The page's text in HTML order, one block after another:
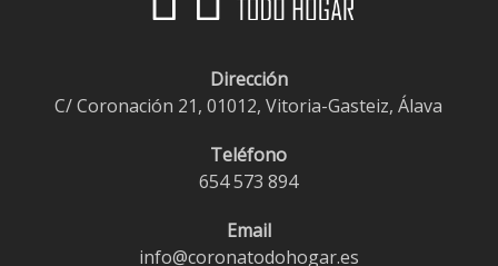
Dirección
C/ Coronación 21, 01012, Vitoria-Gasteiz, Álava
Teléfono
654 573 894
Email
info@coronatodohogar.es